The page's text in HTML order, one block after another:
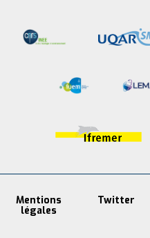
Mentions
légales
Twitter